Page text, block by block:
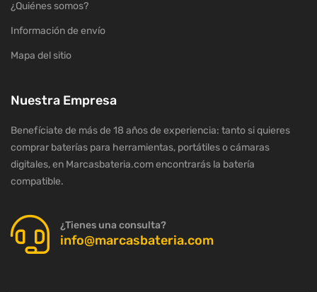
¿Quiénes somos?
Información de envío
Mapa del sitio
Nuestra Empresa
Benefíciate de más de 18 años de experiencia: tanto si quieres
comprar baterías para herramientas, portátiles o cámaras
digitales, en Marcasbateria.com encontrarás la batería
compatible.
¿Tienes una consulta?
info@marcasbateria.com